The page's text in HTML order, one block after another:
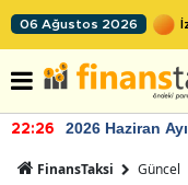
06 Ağustos 2026
22:26 2026 Haziran
FinansTaksi Güncel